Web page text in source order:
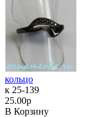
кольцо
к 25-139
25.00р
В Корзину